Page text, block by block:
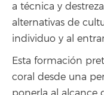
a técnica y
alternativas de
individuo y al
Esta formación
coral desde una